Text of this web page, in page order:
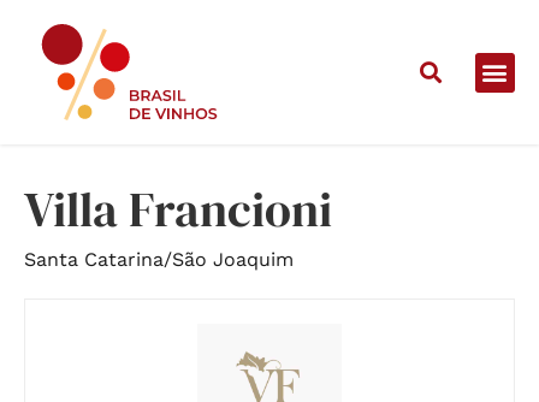
Villa Francioni
Santa Catarina/São Joaquim